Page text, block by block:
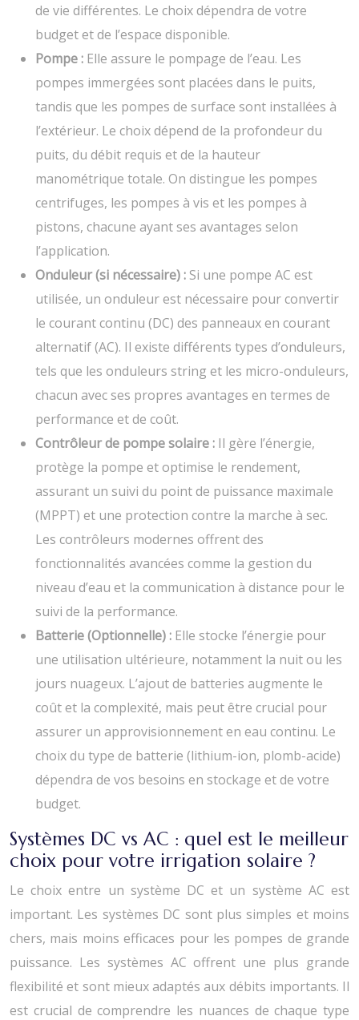
de vie différentes. Le choix dépendra de votre
budget et de l’espace disponible.
Pompe : Elle assure le pompage de l’eau. Les
pompes immergées sont placées dans le puits,
tandis que les pompes de surface sont installées à
l’extérieur. Le choix dépend de la profondeur du
puits, du débit requis et de la hauteur
manométrique totale. On distingue les pompes
centrifuges, les pompes à vis et les pompes à
pistons, chacune ayant ses avantages selon
l’application.
Onduleur (si nécessaire) : Si une pompe AC est
utilisée, un onduleur est nécessaire pour convertir
le courant continu (DC) des panneaux en courant
alternatif (AC). Il existe différents types d’onduleurs,
tels que les onduleurs string et les micro-onduleurs,
chacun avec ses propres avantages en termes de
performance et de coût.
Contrôleur de pompe solaire : Il gère l’énergie,
protège la pompe et optimise le rendement,
assurant un suivi du point de puissance maximale
(MPPT) et une protection contre la marche à sec.
Les contrôleurs modernes offrent des
fonctionnalités avancées comme la gestion du
niveau d’eau et la communication à distance pour le
suivi de la performance.
Batterie (Optionnelle) : Elle stocke l’énergie pour
une utilisation ultérieure, notamment la nuit ou les
jours nuageux. L’ajout de batteries augmente le
coût et la complexité, mais peut être crucial pour
assurer un approvisionnement en eau continu. Le
choix du type de batterie (lithium-ion, plomb-acide)
dépendra de vos besoins en stockage et de votre
budget.
Systèmes DC vs AC : quel est le meilleur
choix pour votre irrigation solaire ?
Le choix entre un système DC et un système AC est
important. Les systèmes DC sont plus simples et moins
chers, mais moins efficaces pour les pompes de grande
puissance. Les systèmes AC offrent une plus grande
flexibilité et sont mieux adaptés aux débits importants. Il
est crucial de comprendre les nuances de chaque type